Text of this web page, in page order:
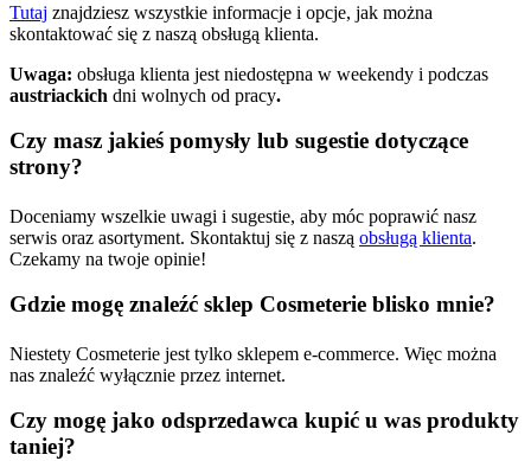
Tutaj znajdziesz wszystkie informacje i opcje, jak można
skontaktować się z naszą obsługą klienta.
Uwaga: obsługa klienta jest niedostępna w weekendy i podczas
austriackich dni wolnych od pracy.
Czy masz jakieś pomysły lub sugestie dotyczące
strony?
Doceniamy wszelkie uwagi i sugestie, aby móc poprawić nasz
serwis oraz asortyment. Skontaktuj się z naszą obsługą klienta.
Czekamy na twoje opinie!
Gdzie mogę znaleźć sklep Cosmeterie blisko mnie?
Niestety Cosmeterie jest tylko sklepem e-commerce. Więc można
nas znaleźć wyłącznie przez internet.
Czy mogę jako odsprzedawca kupić u was produkty
taniej?